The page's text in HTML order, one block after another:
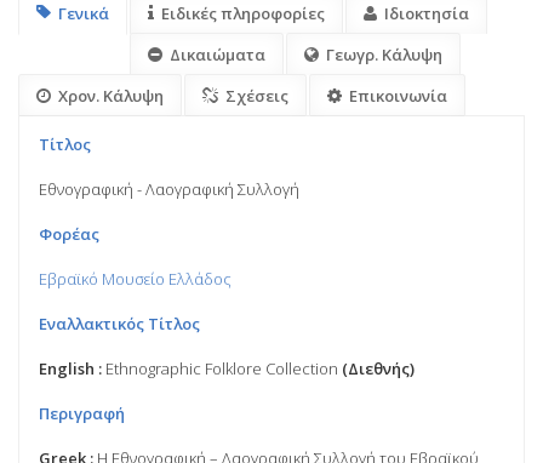
Γενικά Ειδικές πληροφορίες
Ιδιοκτησία
Δικαιώματα
Γεωγρ. Κάλυψη
Χρον. Κάλυψη
Σχέσεις Επικοινωνία
Τίτλος
Εθνογραφική - Λαογραφική Συλλογή
Φορέας
Εβραϊκό Μουσείο Ελλάδος
Εναλλακτικός Τίτλος
English : Ethnographic Folklore Collection (Διεθνής)
Περιγραφή
Greek : Η Εθνογραφική – Λαογραφική Συλλογή του Εβραϊκού